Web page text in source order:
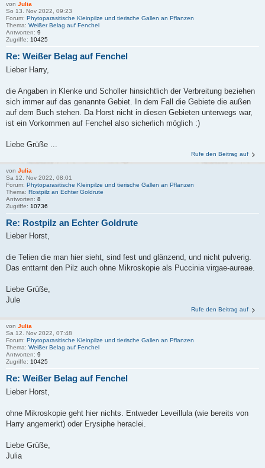
von Julia
So 13. Nov 2022, 09:23
Forum: Phytoparasitische Kleinpilze und tierische Gallen an Pflanzen
Thema: Weißer Belag auf Fenchel
Antworten: 9
Zugriffe: 10425
Re: Weißer Belag auf Fenchel
Lieber Harry,
die Angaben in Klenke und Scholler hinsichtlich der Verbreitung beziehen
sich immer auf das genannte Gebiet. In dem Fall die Gebiete die außen
auf dem Buch stehen. Da Horst nicht in diesen Gebieten unterwegs war,
ist ein Vorkommen auf Fenchel also sicherlich möglich :)
Liebe Grüße ...
Rufe den Beitrag auf
von Julia
Sa 12. Nov 2022, 08:01
Forum: Phytoparasitische Kleinpilze und tierische Gallen an Pflanzen
Thema: Rostpilz an Echter Goldrute
Antworten: 8
Zugriffe: 10736
Re: Rostpilz an Echter Goldrute
Lieber Horst,
die Telien die man hier sieht, sind fest und glänzend, und nicht pulverig.
Das enttarnt den Pilz auch ohne Mikroskopie als Puccinia virgae-aureae.
Liebe Grüße,
Jule
Rufe den Beitrag auf
von Julia
Sa 12. Nov 2022, 07:48
Forum: Phytoparasitische Kleinpilze und tierische Gallen an Pflanzen
Thema: Weißer Belag auf Fenchel
Antworten: 9
Zugriffe: 10425
Re: Weißer Belag auf Fenchel
Lieber Horst,
ohne Mikroskopie geht hier nichts. Entweder Leveillula (wie bereits von
Harry angemerkt) oder Erysiphe heraclei.
Liebe Grüße,
Julia